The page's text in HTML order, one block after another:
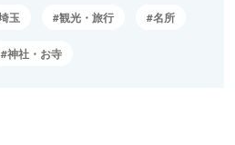
玉 観光・旅行 名所
神社・お寺